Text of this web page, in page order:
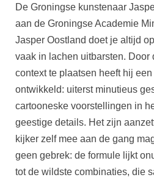
De Groningse kunstenaar
aan de Groningse Academie
Jasper Oostland doet je altijd
vaak in lachen uitbarsten.
context te plaatsen heeft hij
ontwikkeld: uiterst minutieus
cartooneske voorstellingen in
geestige details. Het zijn
kijker zelf mee aan de gang
geen gebrek: de formule lijkt
tot de wildste combinaties, die